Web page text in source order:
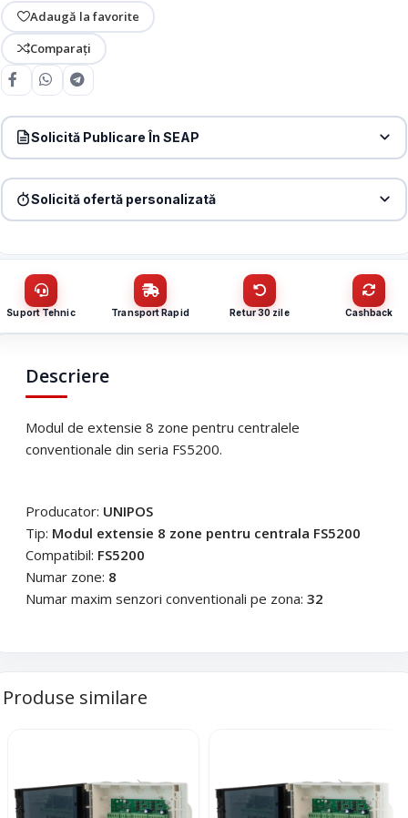
Adaugă la favorite
Comparați
Solicită Publicare În SEAP
CUI
Telefon *
Solicită ofertă personalizată
Nume / firmă
Email
Cerințele tale (proiect, buget, termen, alte produse)
Suport Tehnic Transport Rapid Retur 30 zile Cashback
Descriere
Modul de extensie 8 zone pentru centralele
conventionale din seria FS5200.
Producator: UNIPOS
Tip: Modul extensie 8 zone pentru centrala FS5200
Compatibil: FS5200
Numar zone: 8
Numar maxim senzori conventionali pe zona: 32
Produse similare